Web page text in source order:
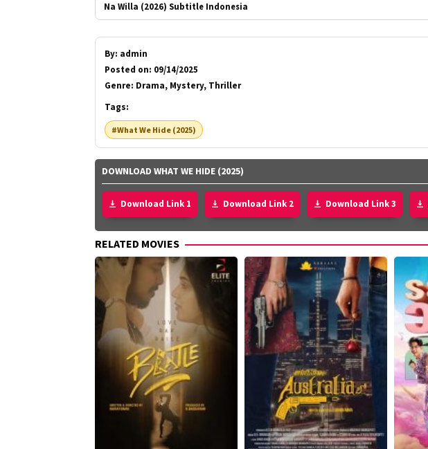
Na Willa (2026) Subtitle Indonesia
By: admin
Posted on: 09/14/2025
Genre: Drama, Mystery, Thriller
Tags:
#What We Hide (2025)
DOWNLOAD WHAT WE HIDE (2025)
Download Link 1 Download Link 2 Download Link 3
RELATED MOVIES